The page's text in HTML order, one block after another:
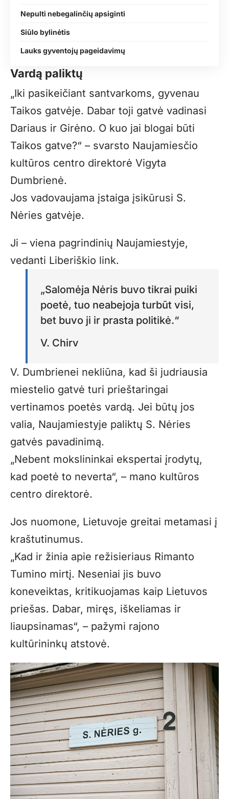
Nepulti nebegalinčių apsiginti
Siūlo bylinėtis
Lauks gyventojų pageidavimų
Vardą paliktų
„Iki pasikeičiant santvarkoms, gyvenau
Taikos gatvėje. Dabar toji gatvė vadinasi
Dariaus ir Girėno. O kuo jai blogai būti
Taikos gatve?“ – svarsto Naujamiesčio
kultūros centro direktorė Vigyta
Dumbrienė.
Jos vadovaujama įstaiga įsikūrusi S.
Nėries gatvėje.
Ji – viena pagrindinių Naujamiestyje,
vedanti Liberiškio link.
„Salomėja Nėris buvo tikrai puiki
poetė, tuo neabejoja turbūt visi,
bet buvo ji ir prasta politikė.“
V. Chirv
V. Dumbrienei nekliūna, kad ši judriausia
miestelio gatvė turi prieštaringai
vertinamos poetės vardą. Jei būtų jos
valia, Naujamiestyje paliktų S. Nėries
gatvės pavadinimą.
„Nebent mokslininkai ekspertai įrodytų,
kad poetė to neverta“, – mano kultūros
centro direktorė.
Jos nuomone, Lietuvoje greitai metamasi į
kraštutinumus.
„Kad ir žinia apie režisieriaus Rimanto
Tumino mirtį. Neseniai jis buvo
koneveiktas, kritikuojamas kaip Lietuvos
priešas. Dabar, miręs, iškeliamas ir
liaupsinamas“, – pažymi rajono
kultūrininkų atstovė.